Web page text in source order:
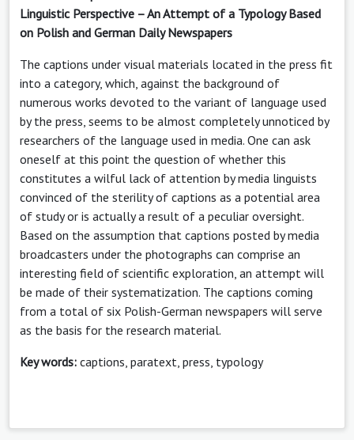
Linguistic Perspective – An Attempt of a Typology Based
on Polish and German Daily Newspapers
The captions under visual materials located in the press fit
into a category, which, against the background of
numerous works devoted to the variant of language used
by the press, seems to be almost completely unnoticed by
researchers of the language used in media. One can ask
oneself at this point the question of whether this
constitutes a wilful lack of attention by media linguists
convinced of the sterility of captions as a potential area
of study or is actually a result of a peculiar oversight.
Based on the assumption that captions posted by media
broadcasters under the photographs can comprise an
interesting field of scientific exploration, an attempt will
be made of their systematization. The captions coming
from a total of six Polish-German newspapers will serve
as the basis for the research material.
Key words: captions, paratext, press, typology